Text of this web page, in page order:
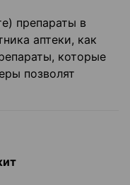
препараты в
аптеки, как
которые
позволят